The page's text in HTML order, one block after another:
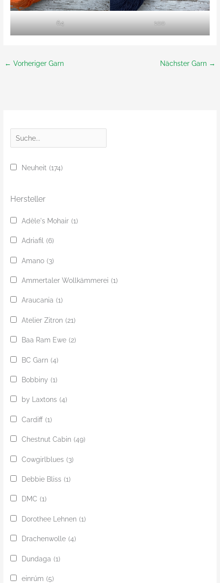
64 100
← Vorheriger Garn Nächster Garn →
u
Neuheit (174)
Hersteller
Adèle's Mohair (1)
Adriafil (6)
Amano (3)
Ammertaler Wollkämmerei (1)
Araucania (1)
Atelier Zitron (21)
Baa Ram Ewe (2)
BC Garn (4)
Bobbiny (1)
by Laxtons (4)
Cardiff (1)
Chestnut Cabin (49)
Cowgirlblues (3)
Debbie Bliss (1)
DMC (1)
Dorothee Lehnen (1)
Drachenwolle (4)
Dundaga (1)
einrúm (5)